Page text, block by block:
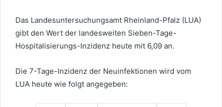
Das Landesuntersuchungsamt Rheinland-Pfalz (LUA)
gibt den Wert der landesweiten Sieben-Tage-
Hospitalisierungs-Inzidenz heute mit 6,09 an.
Die 7-Tage-Inzidenz der Neuinfektionen wird vom
LUA heute wie folgt angegeben: